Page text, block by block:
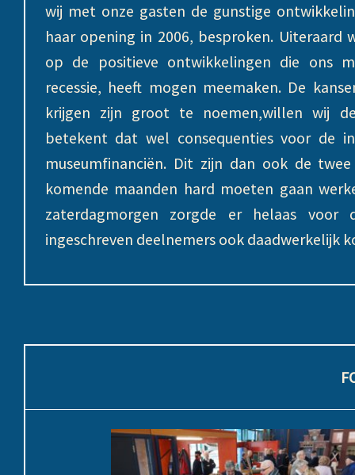
wij met onze gasten de gunstige
haar opening in 2006, besproken. Uiteraard
op de positieve ontwikkelingen die ons
recessie, heeft mogen meemaken. De
krijgen zijn groot te noemen,willen wij
betekent dat wel consequenties voor de
museumfinanciën. Dit zijn dan ook de
komende maanden hard moeten gaan
zaterdagmorgen zorgde er helaas
ingeschreven deelnemers ook daadwerkelijk